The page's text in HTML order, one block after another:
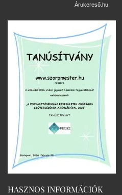
Árukereső.hu
HASZNOS INFORMÁCIÓK